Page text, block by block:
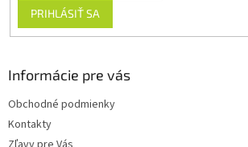
PRIHLÁSIŤ SA
Informácie pre vás
Obchodné podmienky
Kontakty